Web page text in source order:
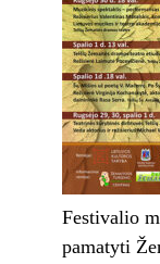
Festivalio
pamatyti